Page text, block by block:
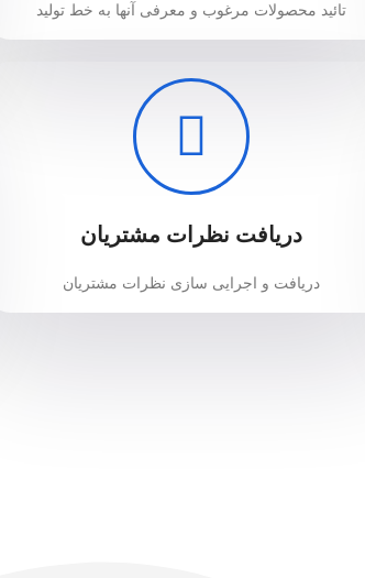
تائید محصولات مرغوب و معرفی آنها به خط تولید
دریافت نظرات مشتریان
دریافت و اجرایی سازی نظرات مشتریان